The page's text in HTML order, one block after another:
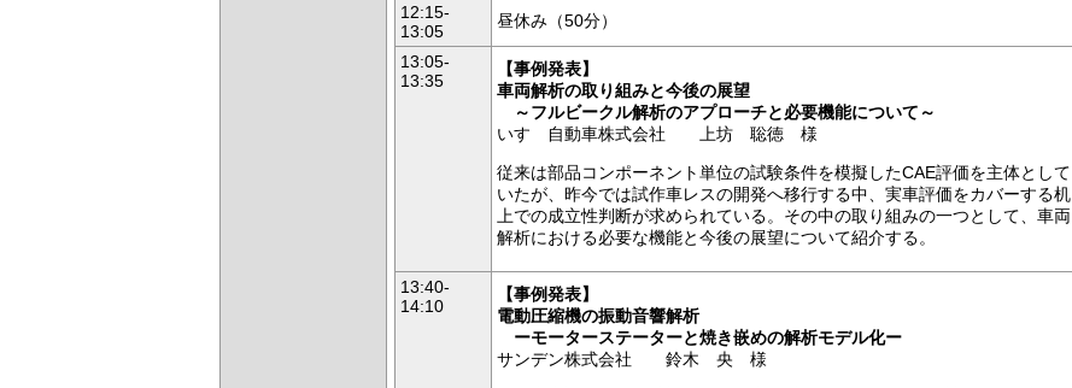
12:15-
13:05
昼休み（50分）
13:05-
13:35
【事例発表】
車両解析の取り組みと今後の展望
～フルビークル解析のアプローチと必要機能について～
いすゞ自動車株式会社 上坊 聡徳 様
従来は部品コンポーネント単位の試験条件を模擬したCAE評価を主体として
いたが、昨今では試作車レスの開発へ移行する中、実車評価をカバーする机
上での成立性判断が求められている。その中の取り組みの一つとして、車両
解析における必要な機能と今後の展望について紹介する。
13:40-
14:10
【事例発表】
電動圧縮機の振動音響解析
ーモーターステーターと焼き嵌めの解析モデル化ー
サンデン株式会社 鈴木 央 様